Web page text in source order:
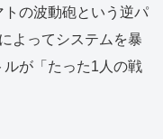
の波動砲という逆パ
よってシステムを暴
が「たった1人の戦